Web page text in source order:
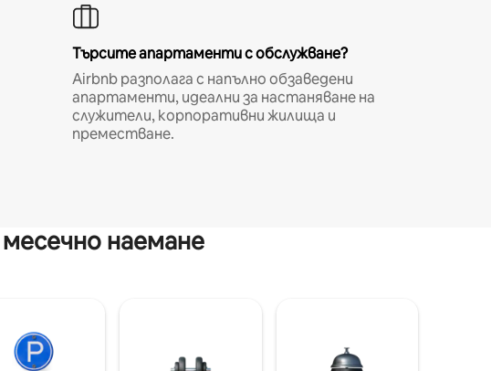
Търсите апартаменти с обслужване?
Airbnb разполага с напълно обзаведени
апартаменти, идеални за настаняване на
служители, корпоративни жилища и
преместване.
наемане